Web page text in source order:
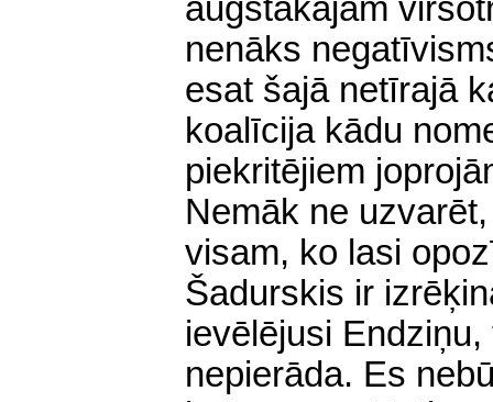
augstākajām
nenāks
esat šajā netīrajā
koalīcija kādu
piekritējiem
Nemāk ne
visam, ko lasi
Šadurskis ir
ievēlējusi
nepierāda. Es